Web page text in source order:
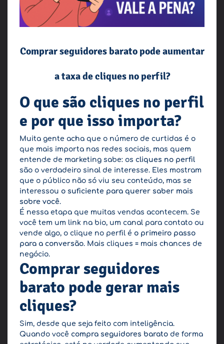
Comprar seguidores barato pode aumentar
a taxa de cliques no perfil?
O que são cliques no perfil
e por que isso importa?
Muita gente acha que o número de curtidas é o
que mais importa nas redes sociais, mas quem
entende de marketing sabe: os cliques no perfil
são o verdadeiro sinal de interesse. Eles mostram
que o público não só viu seu conteúdo, mas se
interessou o suficiente para querer saber mais
sobre você.
É nessa etapa que muitas vendas acontecem. Se
você tem um link na bio, um canal para contato ou
vende algo, o clique no perfil é o primeiro passo
para a conversão. Mais cliques = mais chances de
negócio.
Comprar seguidores
barato pode gerar mais
cliques?
Sim, desde que seja feito com inteligência.
Quando você compra seguidores barato de forma